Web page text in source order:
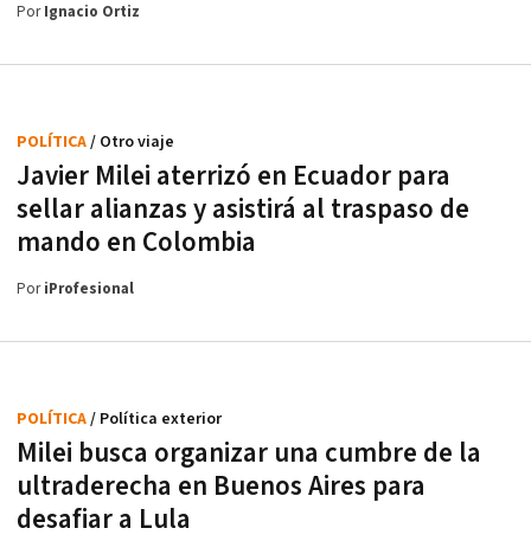
PorIgnacio Ortiz
Javier Milei aterrizó en Ecuador para
sellar alianzas y asistirá al traspaso de
mando en Colombia
POLÍTICA/ Otro viaje
PoriProfesional
Milei busca organizar una cumbre de la
ultraderecha en Buenos Aires para
desafiar a Lula
POLÍTICA/ Política exterior